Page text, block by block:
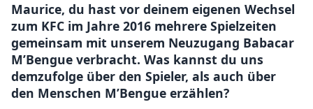
Maurice, du hast vor deinem eigenen Wechsel
zum KFC im Jahre 2016 mehrere Spielzeiten
gemeinsam mit unserem Neuzugang Babacar
M’Bengue verbracht. Was kannst du uns
demzufolge über den Spieler, als auch über
den Menschen M’Bengue erzählen?